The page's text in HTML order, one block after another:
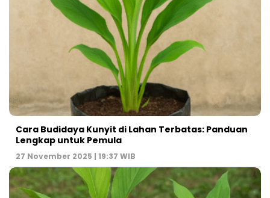
Cara Budidaya Kunyit di Lahan Terbatas: Panduan
Lengkap untuk Pemula
27 November 2025 | 19:37 WIB